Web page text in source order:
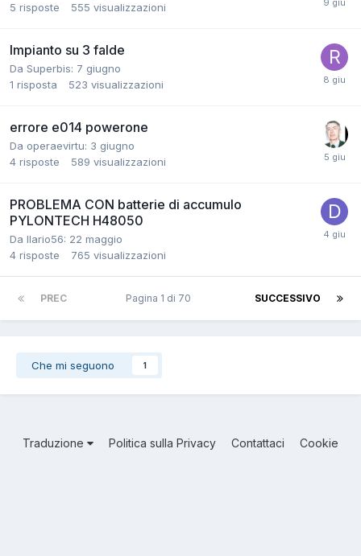
5 risposte 555 visualizzazioni
Impianto su 3 falde
Da Superbis: 7 giugno
1 risposta 523 visualizzazioni
errore e014 powerone
Da operaevirtu: 3 giugno
4 risposte 589 visualizzazioni
PROBLEMA CON batterie di accumulo
PYLONTECH H48050
Da Ilario56: 22 maggio
4 risposte 765 visualizzazioni
PREC SUCCESSIVO
Pagina 1 di 70
Che mi seguono 1
Traduzione Politica sulla Privacy Contattaci Cookie